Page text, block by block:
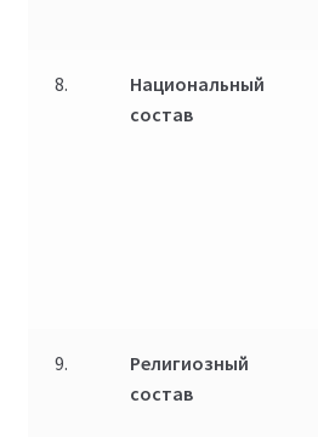
8.
Национальный
состав
9.
Религиозный
состав